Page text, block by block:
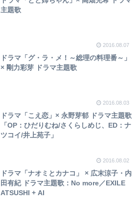
主題歌
2016.08.07
ドラマ「グ・ラ・メ！～総理の料理番～」
× 剛力彩芽 ドラマ主題歌
2016.08.03
ドラマ「こえ恋」× 永野芽郁 ドラマ主題歌
「OP：ひだりむね/さくらしめじ、ED：ナ
ツコイ/井上苑子」
2016.08.02
ドラマ「ナオミとカナコ」 × 広末涼子・内
田有紀 ドラマ主題歌：No more／EXILE
ATSUSHI + AI